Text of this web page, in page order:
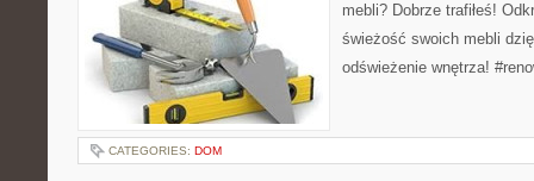
mebli? Dobrze trafiłeś!
świeżość swoich mebli
odświeżenie wnętrza!
CATEGORIES: DOM